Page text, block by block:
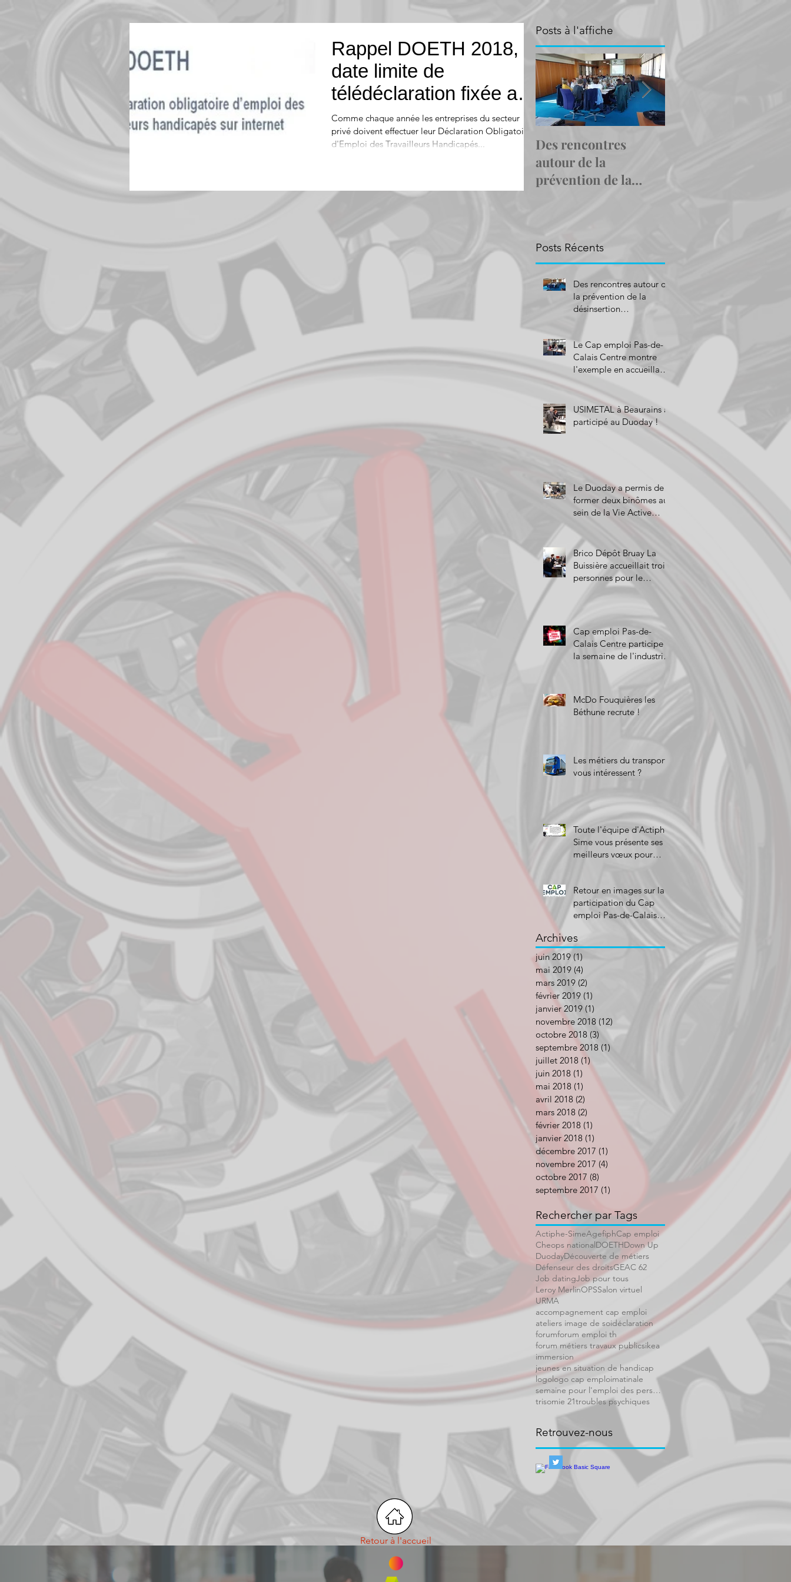
Rappel DOETH 2018,
date limite de
télédéclaration fixée au
1er mars!
Comme chaque année les entreprises du secteur
privé doivent effectuer leur Déclaration Obligatoire
d'Emploi des Travailleurs Handicapés...
Posts à l'affiche
Des rencontres
autour de la
prévention de la
Posts Récents
Des rencontres autour de
la prévention de la
désinsertion
Le Cap emploi Pas-de-
Calais Centre montre
l'exemple en accueillant
Duoda
USIMETAL à Beaurains a
participé au Duoday !
Le Duoday a permis de
former deux binômes au
sein de la Vie Active
Brico Dépôt Bruay La
Buissière accueillait trois
personnes pour le
Cap emploi Pas-de-
Calais Centre participe à
la semaine de l'industrie
McDo Fouquières les
Béthune recrute !
Les métiers du transport
vous intéressent ?
Toute l'équipe d'Actiphe-
Sime vous présente ses
meilleurs vœux pour
Retour en images sur la
participation du Cap
emploi Pas-de-Calais
Centre à la Semaine
Européenne pou
Archives
juin 2019 (1)
mai 2019 (4)
mars 2019 (2)
février 2019 (1)
janvier 2019 (1)
novembre 2018 (12)
octobre 2018 (3) 3 posts
septembre 2018 (1)
juillet 2018 (1)
juin 2018 (1)
mai 2018 (1)
avril 2018 (2)
mars 2018 (2)
février 2018 (1)
janvier 2018 (1)
décembre 2017 (1)
novembre 2017 (4)
octobre 2017 (8)
septembre 2017 (1)
Rechercher par Tags
Actiphe-SimeAgefiphCap emploi
Cheops nationalDOETHDown Up
DuodayDécouverte de métiers
Défenseur des droitsGEAC 62
Job datingJob pour tous
Leroy MerlinOPSSalon virtuel
URMA
accompagnement cap emploi
ateliers image de soidéclaration
forumforum emploi th
forum métiers travaux publicsikea
immersion
jeunes en situation de handicap
logologo cap emploimatinale
semaine pour l'emploi des personnes handicapée
trisomie 21troubles psychiques
Retrouvez-nous
Retour à l'accueil